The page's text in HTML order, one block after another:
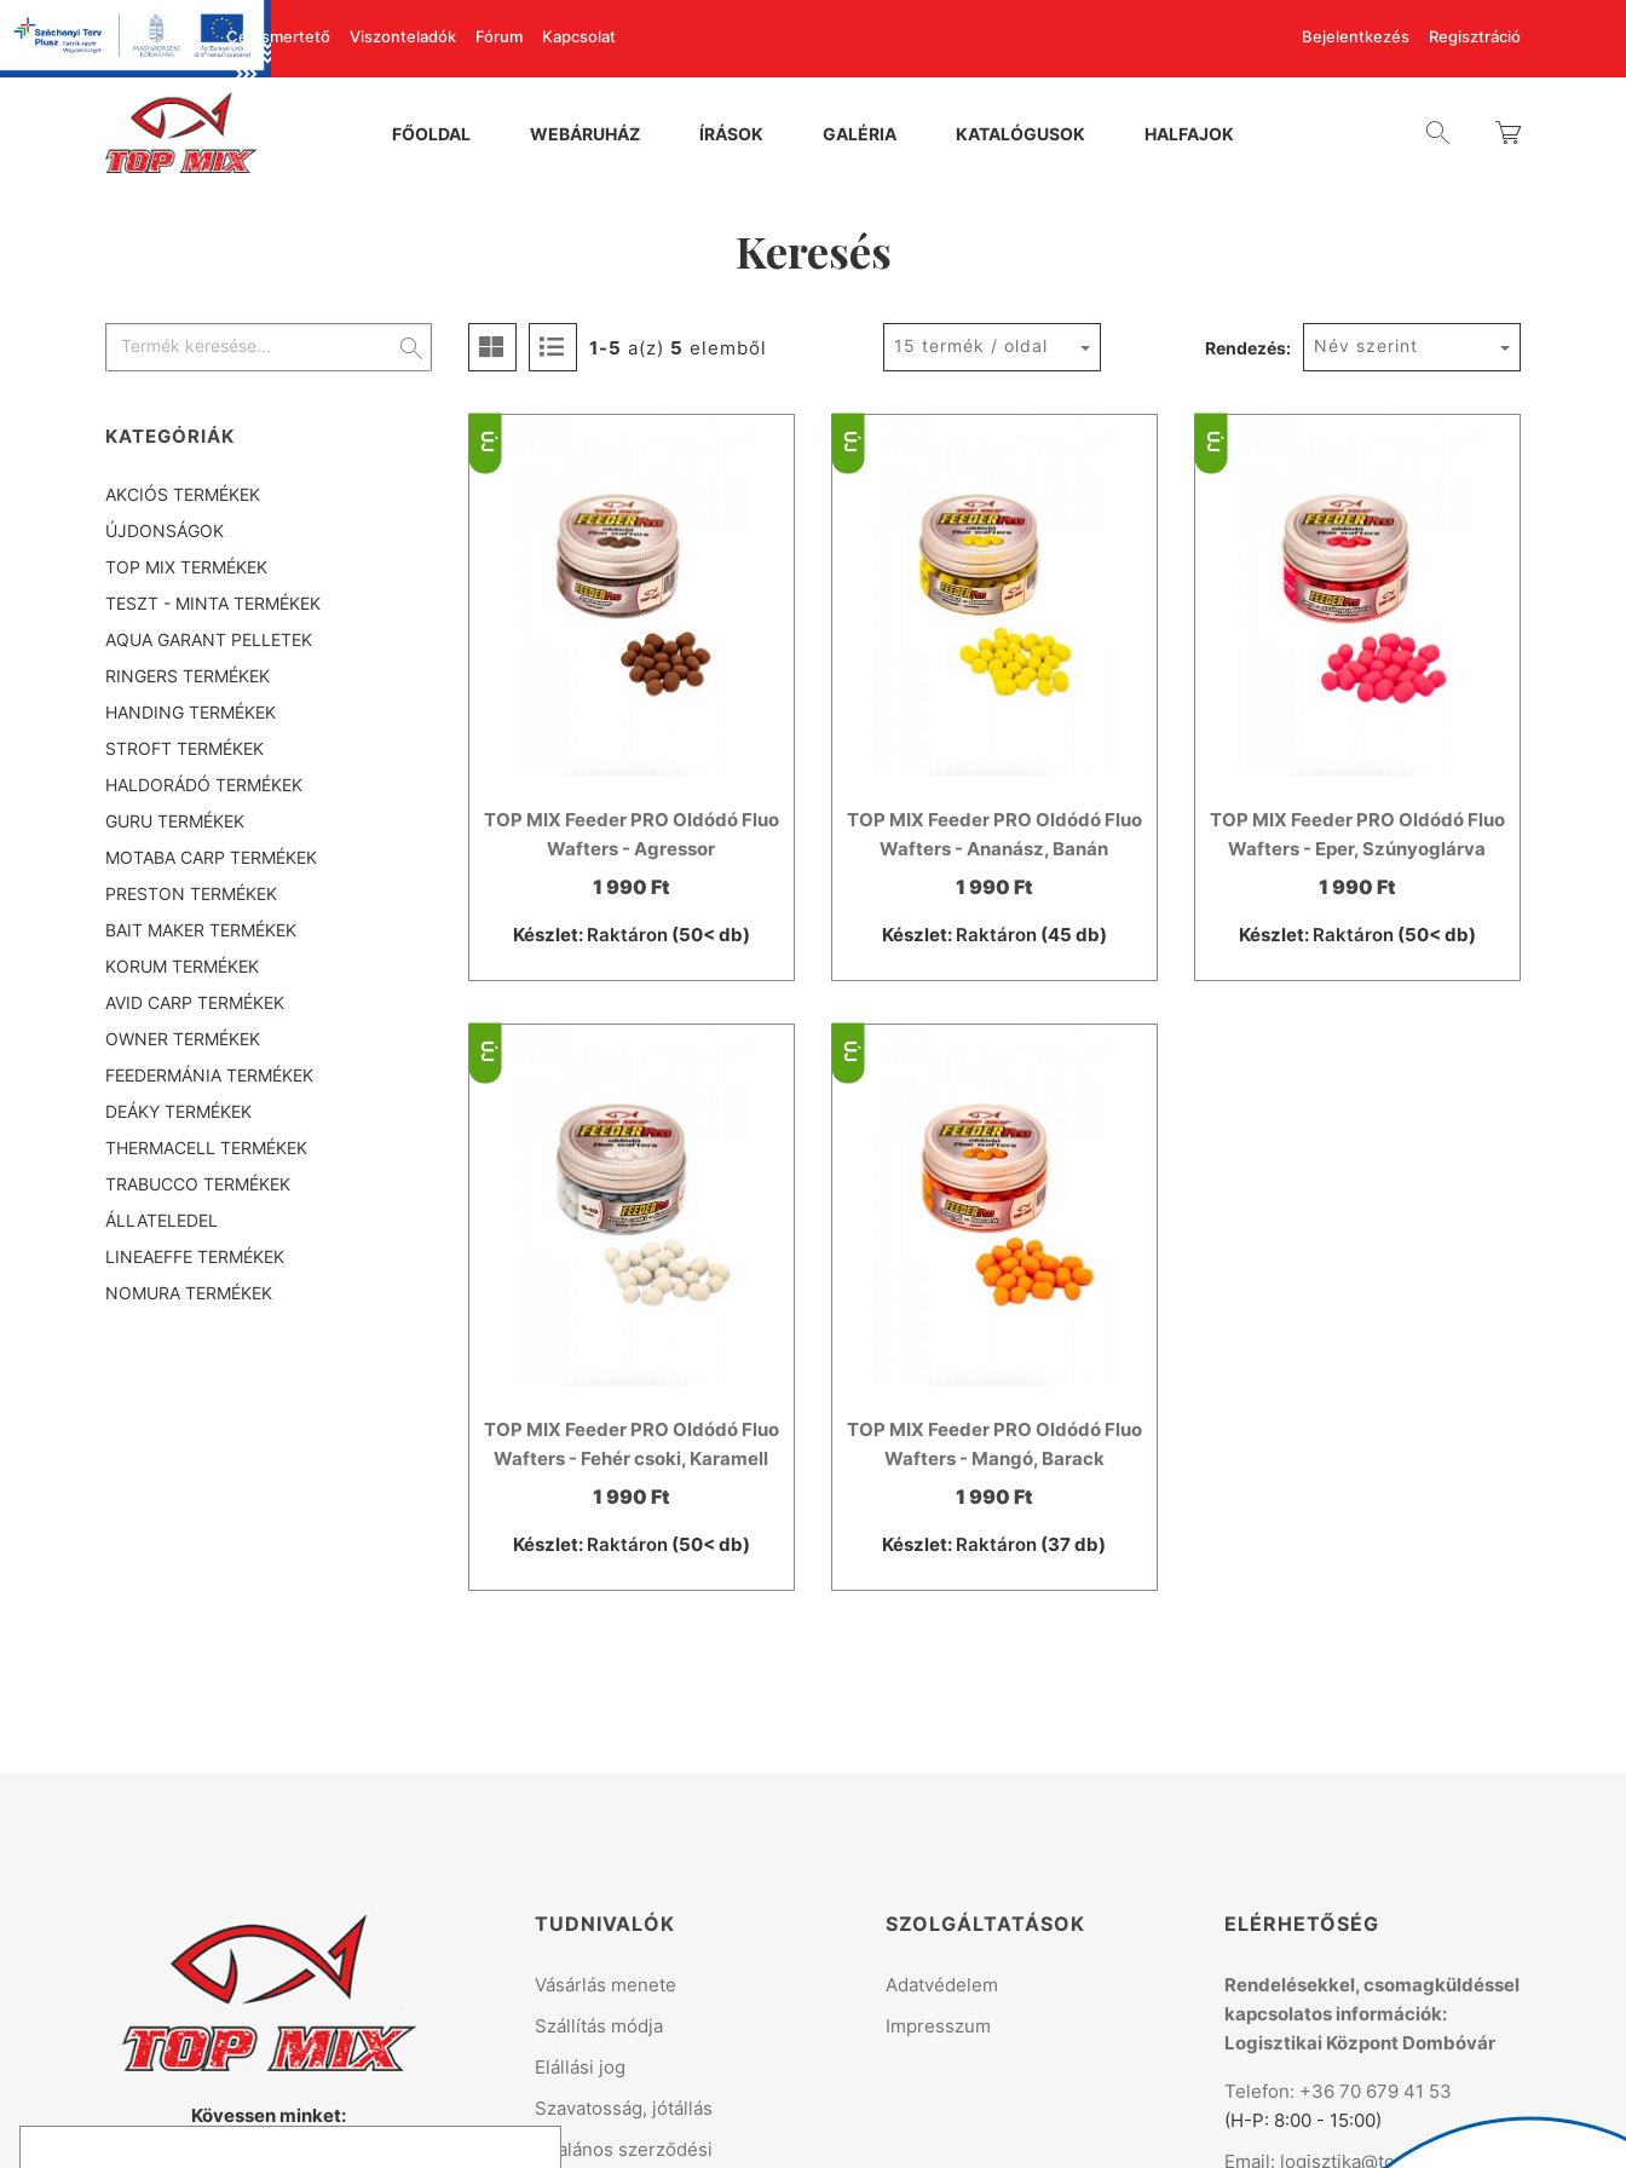
Cégismertető Viszonteladók Fórum Kapcsolat Bejelentkezés Regisztráció
FŐOLDAL WEBÁRUHÁZ ÍRÁSOK GALÉRIA KATALÓGUSOK HALFAJOK
Keresés
1-5 a(z) 5 elemből 15 termék / oldal Rendezés: Név szerint
TOP MIX Feeder PRO Oldódó Fluo
Wafters - Agressor
1 990 Ft
Készlet: Raktáron(50< db)
ÚJ
TOP MIX Feeder PRO Oldódó Fluo
Wafters - Ananász, Banán
1 990 Ft
Készlet: Raktáron(45 db)
ÚJ
TOP MIX Feeder PRO Oldódó Fluo
Wafters - Eper, Szúnyoglárva
1 990 Ft
Készlet: Raktáron(50< db)
ÚJ
TOP MIX Feeder PRO Oldódó Fluo
Wafters - Fehér csoki, Karamell
1 990 Ft
Készlet: Raktáron(50< db)
ÚJ
TOP MIX Feeder PRO Oldódó Fluo
Wafters - Mangó, Barack
1 990 Ft
Készlet: Raktáron (37 db)
ÚJ
KATEGÓRIÁK
AKCIÓS TERMÉKEK
ÚJDONSÁGOK
TOP MIX TERMÉKEK
TESZT - MINTA TERMÉKEK
AQUA GARANT PELLETEK
RINGERS TERMÉKEK
HANDING TERMÉKEK
STROFT TERMÉKEK
HALDORÁDÓ TERMÉKEK
GURU TERMÉKEK
MOTABA CARP TERMÉKEK
PRESTON TERMÉKEK
BAIT MAKER TERMÉKEK
KORUM TERMÉKEK
AVID CARP TERMÉKEK
OWNER TERMÉKEK
FEEDERMÁNIA TERMÉKEK
DEÁKY TERMÉKEK
THERMACELL TERMÉKEK
TRABUCCO TERMÉKEK
ÁLLATELEDEL
LINEAEFFE TERMÉKEK
NOMURA TERMÉKEK
Kövessen minket:
TUDNIVALÓK
Vásárlás menete
Szállítás módja
Elállási jog
Szavatosság, jótállás
Általános szerződési
SZOLGÁLTATÁSOK
Adatvédelem
Impresszum
ELÉRHETŐSÉG
Rendelésekkel, csomagküldéssel
kapcsolatos információk:
Logisztikai Központ Dombóvár
Telefon: +36 70 679 41 53
(H-P: 8:00 - 15:00)
Email: logisztika@topmix.hu